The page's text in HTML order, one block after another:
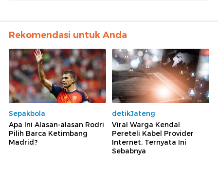
Rekomendasi untuk Anda
Sepakbola
Apa Ini Alasan-alasan Rodri
Pilih Barca Ketimbang
Madrid?
detikJateng
Viral Warga Kendal
Pereteli Kabel Provider
Internet, Ternyata Ini
Sebabnya